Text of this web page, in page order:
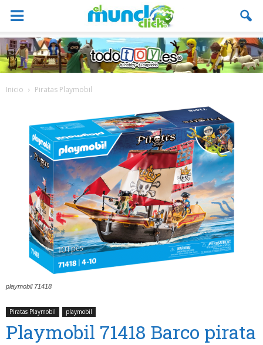
Inicio Piratas Playmobil
playmobil 71418
Piratas Playmobil playmobil
Playmobil 71418 Barco pirata